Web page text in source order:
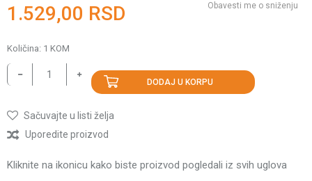
1.529,00 RSD Obavesti me o sniženju
Količina: 1 KOM
DODAJ U KORPU
Sačuvajte u listi želja
Uporedite proizvod
Kliknite na ikonicu kako biste proizvod pogledali iz svih uglova